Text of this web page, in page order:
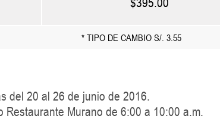
* TIPO DE CAMBIO S/. 3.55
del 20 al 26 de junio de 2016.
Murano de 6:00 a 10:00 a.m.